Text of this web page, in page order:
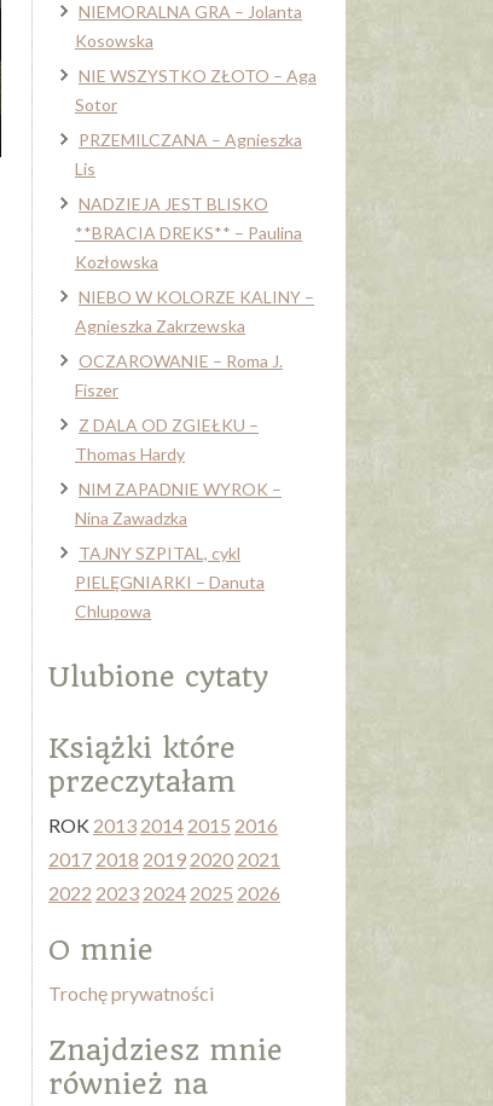
NIEMORALNA GRA – Jolanta
Kosowska
NIE WSZYSTKO ZŁOTO – Aga
Sotor
PRZEMILCZANA – Agnieszka
Lis
NADZIEJA JEST BLISKO
**BRACIA DREKS** – Paulina
Kozłowska
NIEBO W KOLORZE KALINY –
Agnieszka Zakrzewska
OCZAROWANIE – Roma J.
Fiszer
Z DALA OD ZGIEŁKU –
Thomas Hardy
NIM ZAPADNIE WYROK –
Nina Zawadzka
TAJNY SZPITAL, cykl
PIELĘGNIARKI – Danuta
Chlupowa
Ulubione cytaty
Książki które
przeczytałam
ROK 2013 2014 2015 2016
2017 2018 2019 2020 2021
2022 2023 2024 2025 2026
O mnie
Trochę prywatności
Znajdziesz mnie
również na